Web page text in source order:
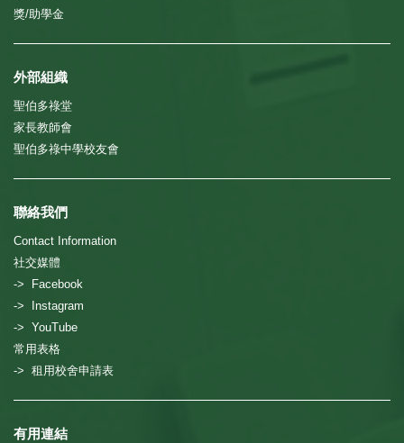
獎/助學金
外部組織
聖伯多祿堂
家長教師會
聖伯多祿中學校友會
聯絡我們
Contact Information
社交媒體
-> Facebook
-> Instagram
-> YouTube
常用表格
-> 租用校舍申請表
有用連結